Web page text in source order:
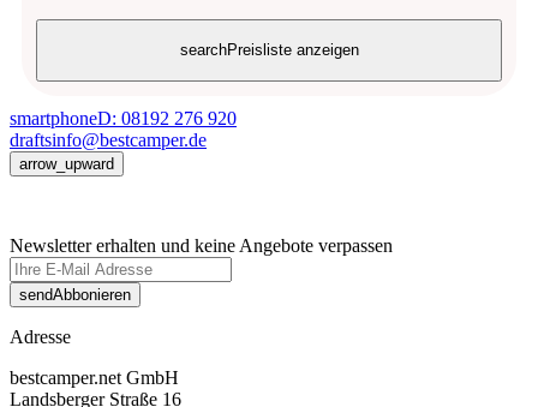
searchPreisliste anzeigen
smartphoneD: 08192 276 920
draftsinfo@bestcamper.de
arrow_upward
Newsletter erhalten und keine Angebote verpassen
sendAbbonieren
Adresse
bestcamper.net GmbH
Landsberger Straße 16